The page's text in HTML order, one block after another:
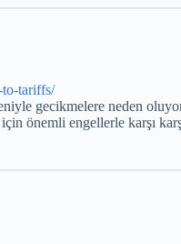
to-tariffs/
gecikmelere neden
önemli engellerle karşı